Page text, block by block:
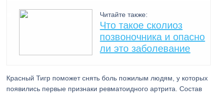
Читайте также:
Что такое сколиоз
позвоночника и опасно
ли это заболевание
Красный Тигр поможет снять боль пожилым людям, у которых
появились первые признаки ревматоидного артрита. Состав